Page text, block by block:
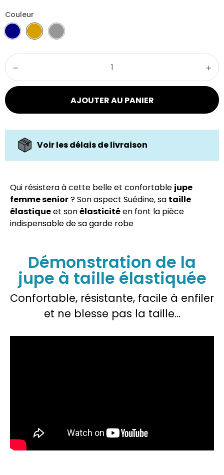
Couleur
AJOUTER AU PANIER
Voir les délais de livraison
Qui résistera à cette belle et confortable jupe
femme senior? Son aspect Suédine, sa taille
élastiqueet sonélasticitéen font la pièce
indispensable de sa garde robe
Démonstration de la
jupe à taille élastiquée
Confortable, résistante, facile à enfiler
et ne blesse pas la taille...